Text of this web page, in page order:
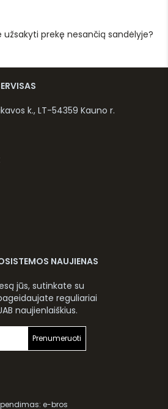
prekę nesančią sandėlyje?
k., LT-54359 Kauno r.
NAUJIENAS
jūs, sutinkate su
reguliariai
naujienlaiškius.
Prenumeruoti
e-bros